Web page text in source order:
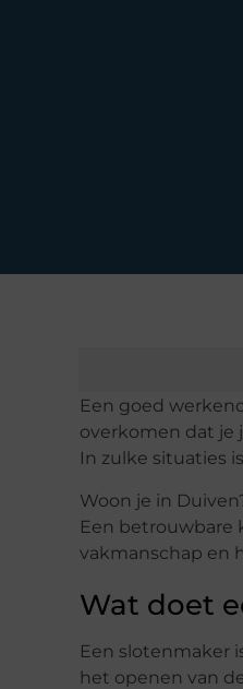
Een goed
overkomen dat je
In zulke situaties
Woon je in
Een betrouwbare
vakmanschap en
Wat doet
Een slotenmaker
het openen van